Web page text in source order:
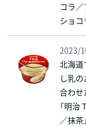
コラ
ショ
2023/
北海道
し乳
合わせ
「明
／抹茶